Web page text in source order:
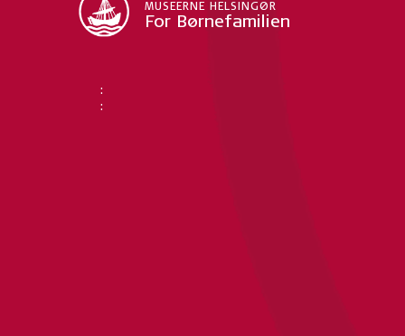
MUSEERNE HELSINGØR
For Børnefamilien
:
: